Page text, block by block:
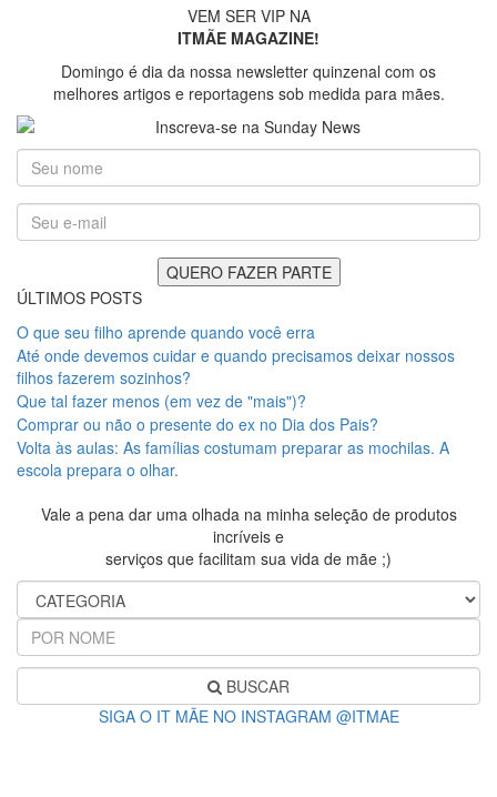
VEM SER VIP NA
ITMÃE MAGAZINE!
Domingo é dia da nossa newsletter quinzenal com os
melhores artigos e reportagens sob medida para mães.
ÚLTIMOS POSTS
O que seu filho aprende quando você erra
Até onde devemos cuidar e quando precisamos deixar nossos
filhos fazerem sozinhos?
Que tal fazer menos (em vez de "mais")?
Comprar ou não o presente do ex no Dia dos Pais?
Volta às aulas: As famílias costumam preparar as mochilas. A
escola prepara o olhar.
Vale a pena dar uma olhada na minha seleção de produtos
incríveis e
serviços que facilitam sua vida de mãe ;)
BUSCAR
SIGA O IT MÃE NO INSTAGRAM @ITMAE